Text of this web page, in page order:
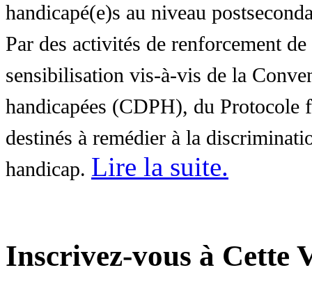
handicapé(e)s au niveau
Par des activités de renforcement
sensibilisation vis-à-vis de la
handicapées (CDPH), du Protocole
destinés à remédier à la
handicap. Lire la suite.
Inscrivez-vous à Cette